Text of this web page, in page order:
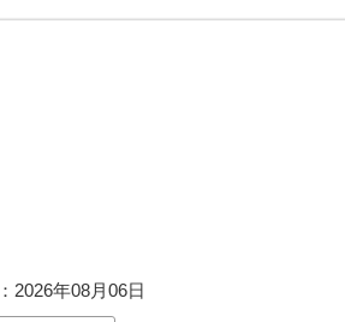
2026年08月06日